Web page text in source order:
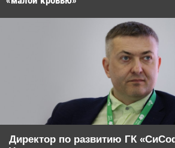
Директор по развитию ГК